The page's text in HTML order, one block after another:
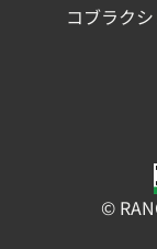
コブラク
©